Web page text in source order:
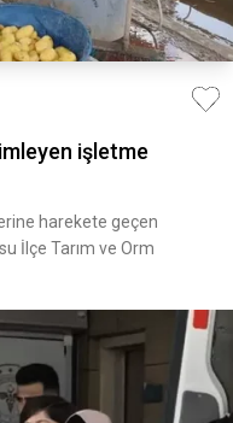
işletme
harekete geçen
İlçe Tarım ve Orm